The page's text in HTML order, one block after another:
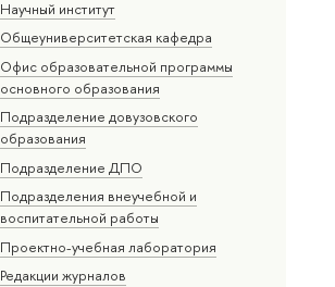
Научный институт
Общеуниверситетская кафедра
Офис образовательной программы
основного образования
Подразделение довузовского
образования
Подразделение ДПО
Подразделения внеучебной и
воспитательной работы
Проектно-учебная лаборатория
Редакции журналов